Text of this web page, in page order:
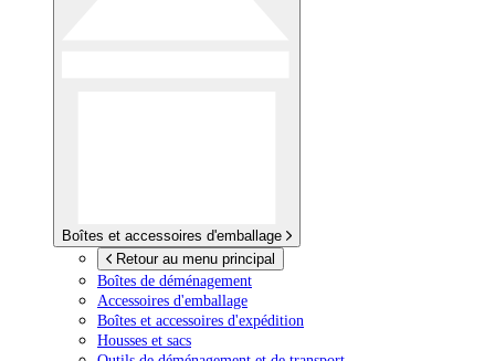
Boîtes et accessoires d'emballage
Retour au menu principal
Boîtes de déménagement
Accessoires d'emballage
Boîtes et accessoires d'expédition
Housses et sacs